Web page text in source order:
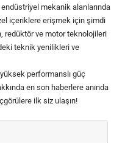
mekanik alanlarında
içeriklere erişmek için şimdi
redüktör ve motor teknolojileri
teknik yenilikleri ve
performanslı güç
en son haberlere anında
ilk siz ulaşın!